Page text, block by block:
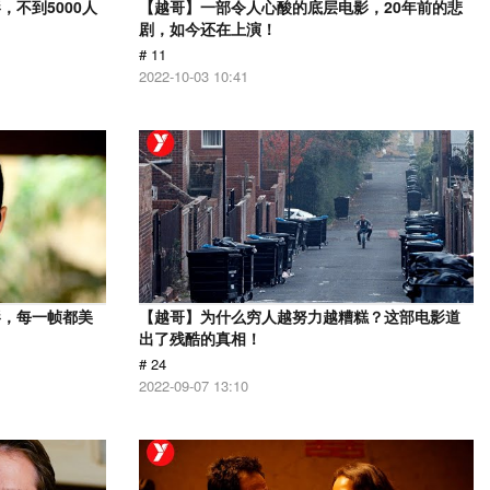
不到5000人
【越哥】一部令人心酸的底层电影，20年前的悲
剧，如今还在上演！
# 11
2022-10-03 10:41
每一帧都美
【越哥】为什么穷人越努力越糟糕？这部电影道
出了残酷的真相！
# 24
2022-09-07 13:10